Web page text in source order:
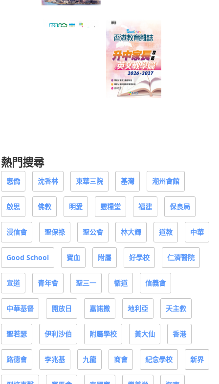
熱門搜尋
惠僑 沈香林 東華三院 基灣 潮州會館
啟思 佛教 明愛 靈糧堂 福建 保良局
浸信會 聖保祿 聖公會 林大輝 道教 中華
Good School 寶血 附屬 好學校 仁濟醫院
宣道 青年會 聖三一 循道 信義會
中華基督 開放日 嘉諾撒 地利亞 天主教
聖若瑟 伊利沙伯 附屬學校 黃大仙 香港
路德會 李兆基 九龍 商會 紀念學校 新界